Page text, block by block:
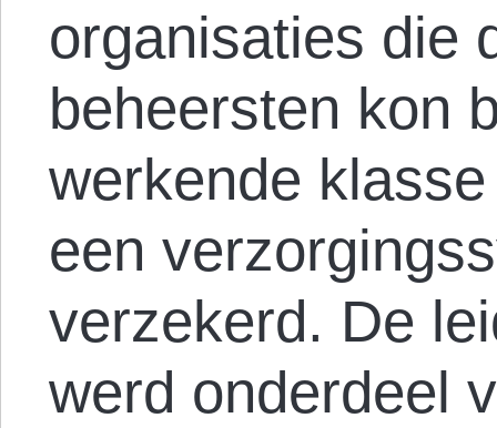
organisaties die
beheersten kon
werkende
een
verzekerd. De
werd onderdeel